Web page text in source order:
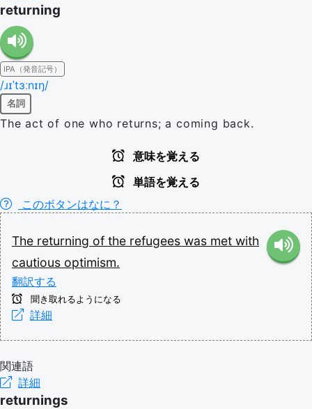
returning
IPA（発音記号）
/ɹɪˈtɜːnɪŋ/
名詞
The act of one who returns; a coming back.
意味を覚える
単語を覚える
このボタンはなに？
The returning of the refugees was met with
cautious optimism.
翻訳する
聞き取れるようになる
詳細
関連語
詳細
returnings